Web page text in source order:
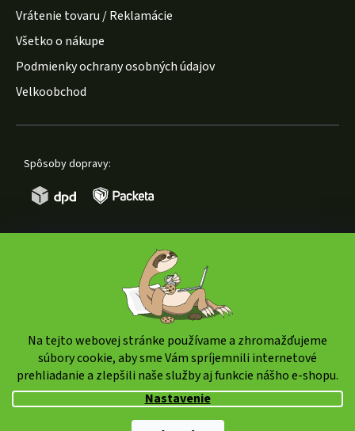
Na tejto webovej stránke používame a zhromažďujeme
súbory cookie, aby sme Vám spríjemnili internetové
prehliadanie a zlepšili naše služby aj funkcie nášho e-shopu.
Nastavenie
Vrátenie tovaru / Reklamácie
Všetko o nákupe
Podmienky ochrany osobných údajov
Velkoobchod
Spôsoby dopravy:
Copyright 2026weedshop.sk. Všetky práva vyhradené.
Upraviť nastavenie cookies